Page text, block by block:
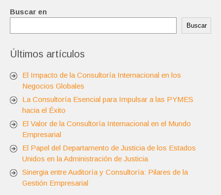
Buscar en
Buscar
Últimos artículos
El Impacto de la Consultoría Internacional en los
Negocios Globales
La Consultoría Esencial para Impulsar a las PYMES
hacia el Éxito
El Valor de la Consultoría Internacional en el Mundo
Empresarial
El Papel del Departamento de Justicia de los Estados
Unidos en la Administración de Justicia
Sinergia entre Auditoría y Consultoría: Pilares de la
Gestión Empresarial